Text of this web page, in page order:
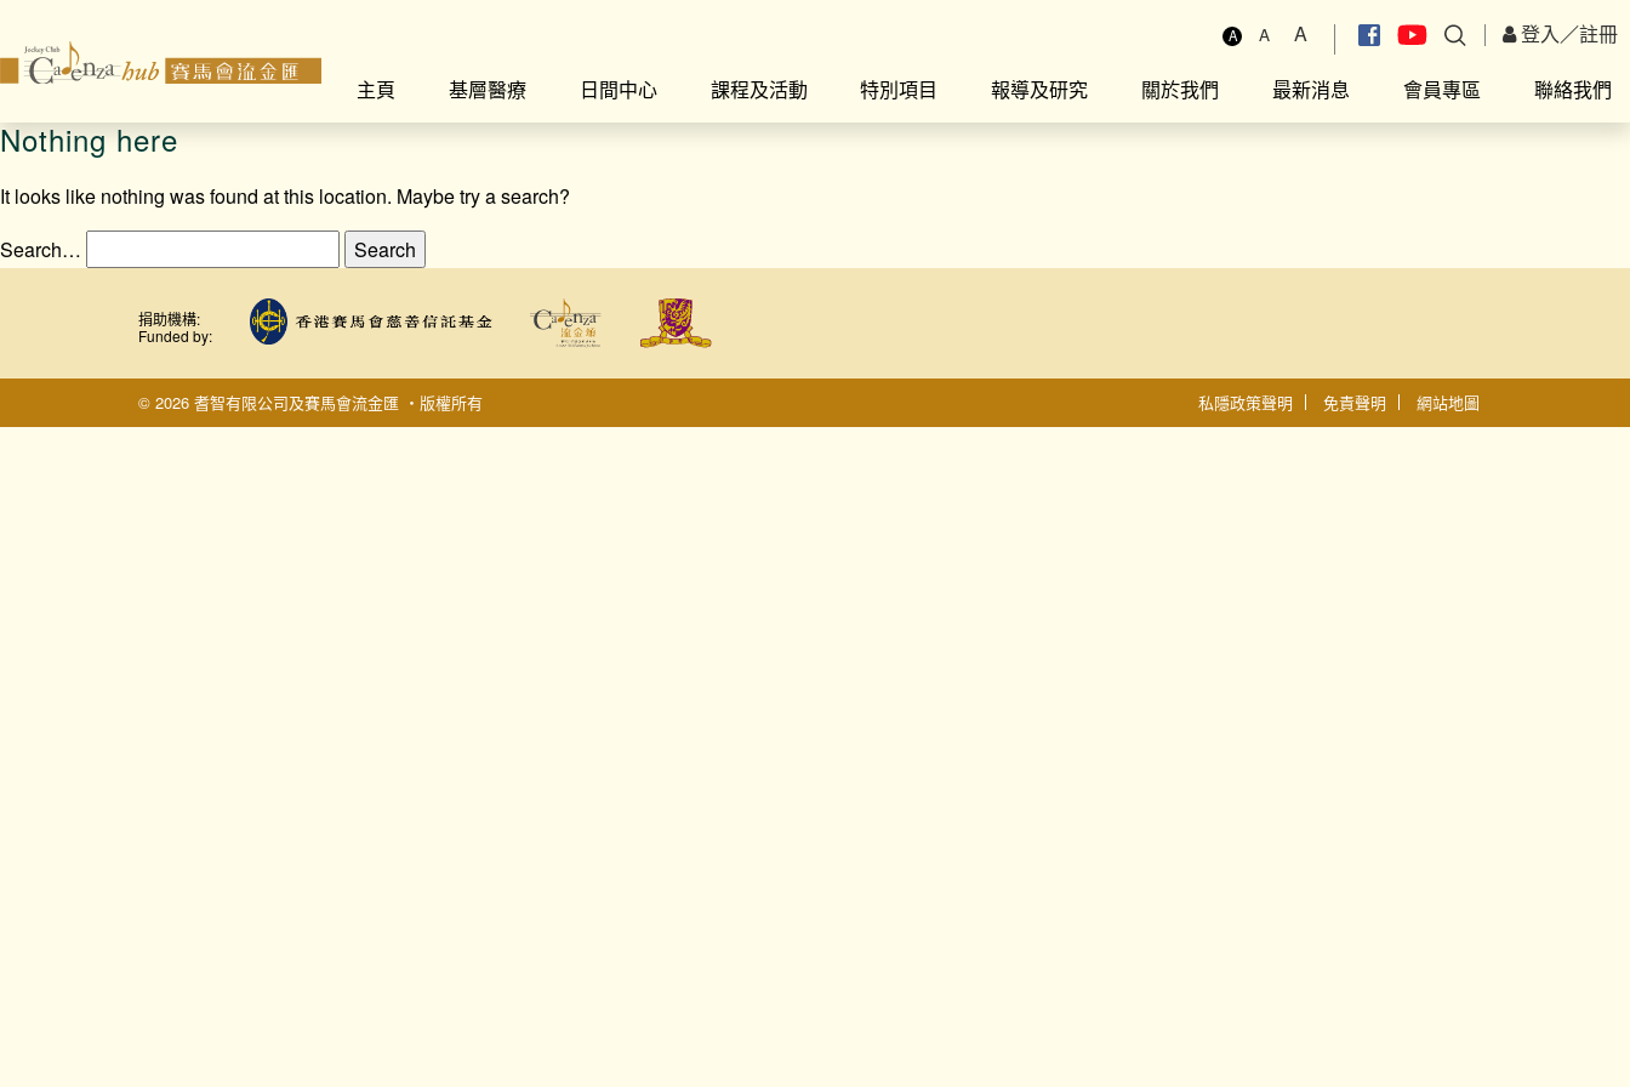
A A A 登入／註冊
主頁
基層醫療 日間中心 課程及活動 特別項目 報導及研究 關於我們 最新消息 會員專區 聯絡我們
Nothing here
It looks like nothing was found at this location. Maybe try a search?
Search…
捐助機構:
Funded by:
© 2026 耆智有限公司及賽馬會流金匯 ‧版權所有 私隱政策聲明 免責聲明 網站地圖